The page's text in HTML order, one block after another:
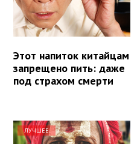
Этот напиток китайцам
запрещено пить: даже
под страхом смерти
ЛУЧШЕЕ